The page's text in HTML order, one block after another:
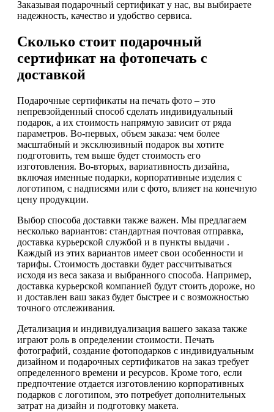
Заказывая подарочный сертификат у нас, вы выбираете
надежность, качество и удобство сервиса.
Сколько стоит подарочный
сертификат на фотопечать с
доставкой
Подарочные сертификаты на печать фото – это
непревзойденный способ сделать индивидуальный
подарок, а их стоимость напрямую зависит от ряда
параметров. Во-первых, объем заказа: чем более
масштабный и эксклюзивный подарок вы хотите
подготовить, тем выше будет стоимость его
изготовления. Во-вторых, вариативность дизайна,
включая именные подарки, корпоративные изделия с
логотипом, с надписями или с фото, влияет на конечную
цену продукции.
Выбор способа доставки также важен. Мы предлагаем
несколько вариантов: стандартная почтовая отправка,
доставка курьерской службой и в пункты выдачи .
Каждый из этих вариантов имеет свои особенности и
тарифы. Стоимость доставки будет рассчитываться
исходя из веса заказа и выбранного способа. Например,
доставка курьерской компанией будут стоить дороже, но
и доставлен ваш заказ будет быстрее и с возможностью
точного отслеживания.
Детализация и индивидуализация вашего заказа также
играют роль в определении стоимости. Печать
фотографий, создание фотоподарков с индивидуальным
дизайном и подарочных сертификатов на заказ требует
определенного времени и ресурсов. Кроме того, если
предпочтение отдается изготовлению корпоративных
подарков с логотипом, это потребует дополнительных
затрат на дизайн и подготовку макета.